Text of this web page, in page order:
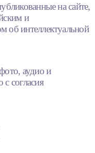
на сайте,
и
об интеллектуальной
аудио и
согласия